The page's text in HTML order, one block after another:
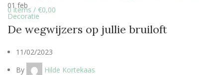
0items / €0,00
01feb
Decoratie
De wegwijzers op jullie bruiloft
11/02/2023
By
Hilde Kortekaas